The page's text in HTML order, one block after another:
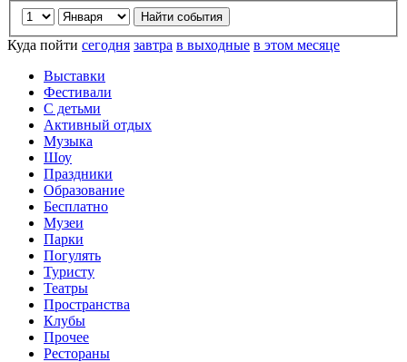
Куда пойти сегодня завтра в выходные в этом месяце
Выставки
Фестивали
С детьми
Активный отдых
Музыка
Шоу
Праздники
Образование
Бесплатно
Музеи
Парки
Погулять
Туристу
Театры
Пространства
Клубы
Прочее
Рестораны